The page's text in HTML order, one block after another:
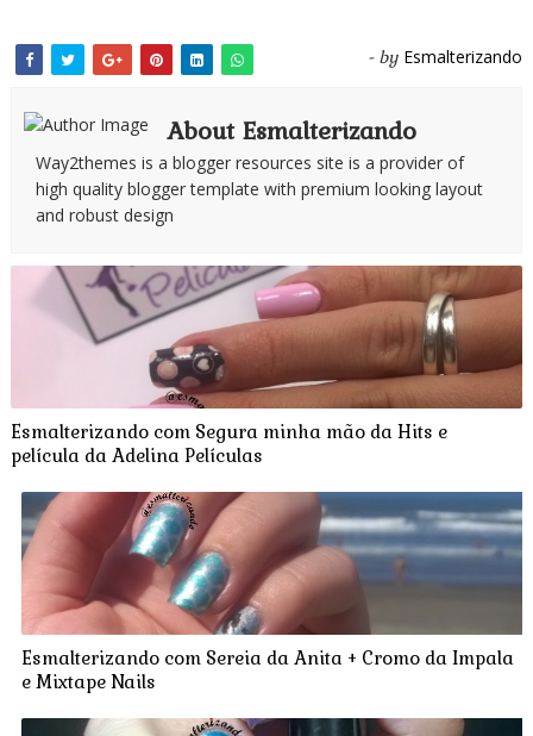
- by Esmalterizando
About Esmalterizando
Way2themes is a blogger resources site is a provider of
high quality blogger template with premium looking layout
and robust design
Esmalterizando com Segura minha mão da Hits e
película da Adelina Películas
Esmalterizando com Sereia da Anita + Cromo da Impala
e Mixtape Nails